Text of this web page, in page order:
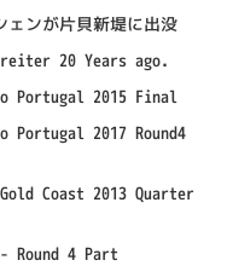
ェンが片貝新堤に出没
20 Years ago.
Portugal 2015 Final
Portugal 2017 Round4
Coast 2013 Quarter
Round 4 Part